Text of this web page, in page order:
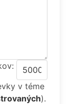
v téme
).